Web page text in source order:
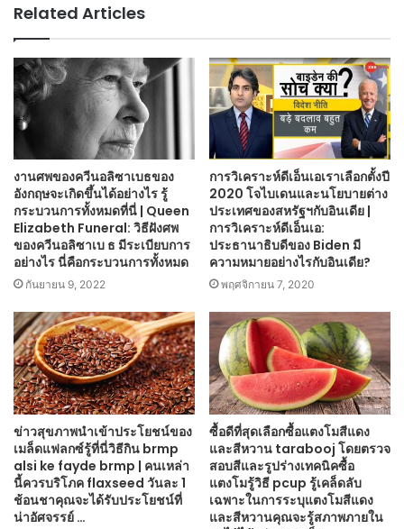
Related Articles
งานศพของควีนอลิซาเบธของ
อังกฤษจะเกิดขึ้นได้อย่างไร รู้
กระบวนการทั้งหมดที่นี่ | Queen
Elizabeth Funeral: วิธีฝังศพ
ของควีนอลิซาเบ ธ มีระเบียบการ
อย่างไร นี่คือกระบวนการทั้งหมด
กันยายน 9, 2022
การวิเคราะห์ดีเอ็นเอเราเลือกตั้งปี
2020 โจไบเดนและนโยบายต่าง
ประเทศของสหรัฐฯกับอินเดีย |
การวิเคราะห์ดีเอ็นเอ:
ประธานาธิบดีของ Biden มี
ความหมายอย่างไรกับอินเดีย?
พฤศจิกายน 7, 2020
ข่าวสุขภาพนำเข้าประโยชน์ของ
เมล็ดแฟลกซ์รู้ที่นี่วิธีกิน brmp
alsi ke fayde brmp | คนเหล่า
นี้ควรบริโภค flaxseed วันละ 1
ช้อนชาคุณจะได้รับประโยชน์ที่
น่าอัศจรรย์ …
ซื้อดีที่สุดเลือกซื้อแตงโมสีแดง
และสีหวาน tarabooj โดยตรวจ
สอบสีและรูปร่างเทคนิคซื้อ
แตงโมรู้วิธี pcup รู้เคล็ดลับ
เฉพาะในการระบุแตงโมสีแดง
และสีหวานคุณจะรู้สภาพภายใน